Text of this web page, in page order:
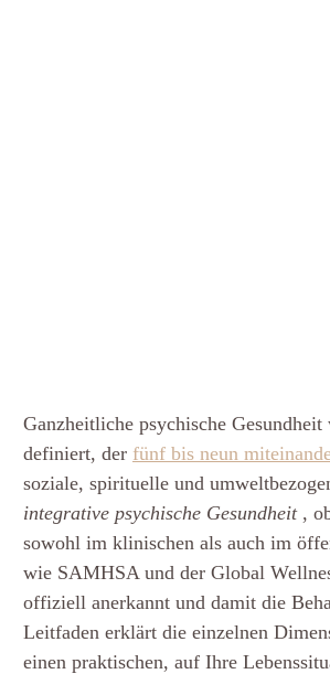
Ganzheitliche psychische
definiert, der fünf bis neun
soziale, spirituelle und
integrative psychische Gesundheit ,
sowohl im klinischen als auch im
wie SAMHSA und der Global
offiziell anerkannt und damit die
Leitfaden erklärt die einzelnen
einen praktischen, auf Ihre